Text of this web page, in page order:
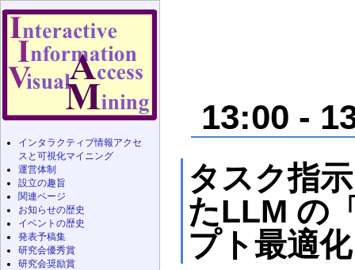
13:00 -
タスク指
たLLM の
プト最適化
インタラクティブ情報アクセ
スと可視化マイニング
運営体制
設立の趣旨
関連ページ
お知らせの歴史
イベントの歴史
発表予稿集
研究会優秀賞
研究会奨励賞